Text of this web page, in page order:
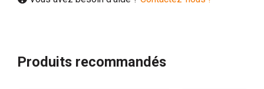
Produits recommandés